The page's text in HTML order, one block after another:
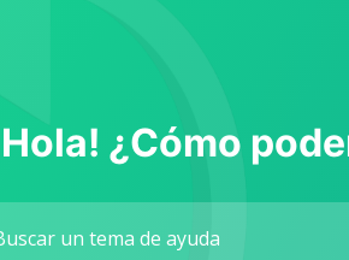
¿Cómo